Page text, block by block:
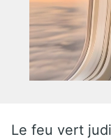
Le feu vert